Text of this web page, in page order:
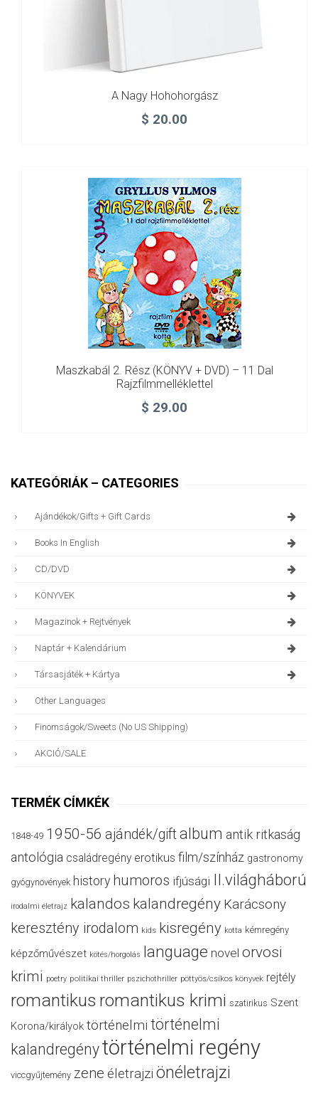
A Nagy Hohohorgász
$ 20.00
Maszkabál 2. Rész (KÖNYV + DVD) – 11 Dal
Rajzfilmmelléklettel
$ 29.00
KATEGÓRIÁK – CATEGORIES
Ajándékok/gifts + Gift Cards
Books In English
CD/DVD
KÖNYVEK
Magazinok + Rejtvények
Naptár + Kalendárium
Társasjáték + Kártya
Other Languages
Finomságok/sweets (no US Shipping)
AKCIÓ/SALE
TERMÉK CÍMKÉK
1848-49 1950-56 ajándék/giftalbum antik ritkaság
antológia családregény erotikus film/színház gastronomy
gyógynövények history humoros ifjúsági II.világháború
irodalmi életrajz kalandos kalandregény Karácsony
keresztény irodalom kids kisregény kotta kémregény
képzőművészet kötés/horgolás language novel orvosi
krimi poetry politikai thriller pszichothriller pöttyös/csíkos könyvek rejtély
romantikus romantikus krimi szatirikus Szent
Korona/királyok történelmi történelmi
kalandregénytörténelmi regény
viccgyűjtemény zene életrajzi önéletrajzi